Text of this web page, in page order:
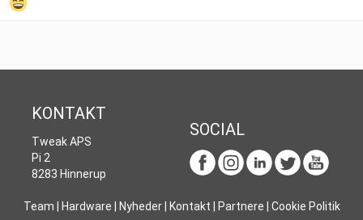
KONTAKT
Tweak APS
Pi 2
8283 Hinnerup
SOCIAL
Team Hardware Nyheder| Kontakt Partnere Cookie Politik